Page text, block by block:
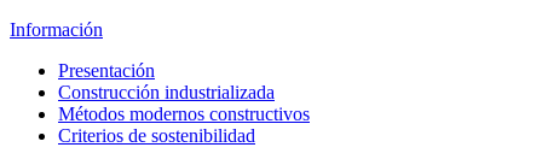
Información
Presentación
Construcción industrializada
Métodos modernos constructivos
Criterios de sostenibilidad